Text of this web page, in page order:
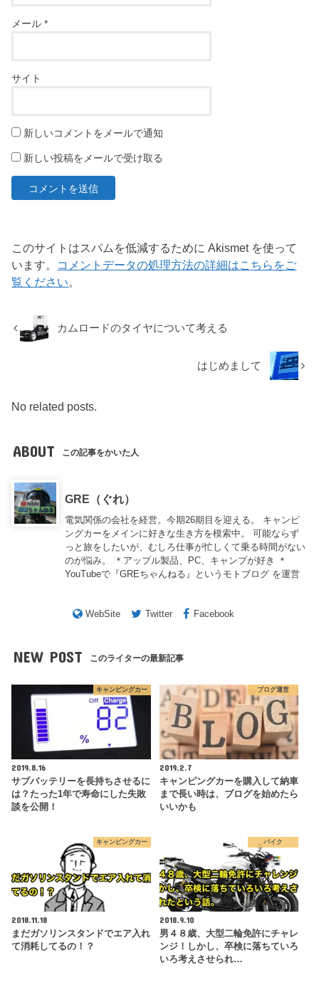
メール*
サイト
新しいコメントをメールで通知
新しい投稿をメールで受け取る
このサイトはスパムを低減するために Akismet を使って
います。 コメントデータの処理方法の詳細はこちらをご
覧ください。
カムロードのタイヤについて考える
はじめまして
No related posts.
ABOUT この記事をかいた人
GRE（ぐれ）
電気関係の会社を経営。今期26期目を迎える。 キャンピ
ングカーをメインに好きな生き方を模索中。 可能ならず
っと旅をしたいが、むしろ仕事が忙しくて乗る時間がない
のが悩み。 ＊アップル製品、PC、キャンプが好き ＊
YouTubeで『GREちゃんねる』というモトブログ を運営
WebSite Twitter Facebook
NEW POST このライターの最新記事
キャンピングカー
2019.8.16
サブバッテリーを長持ちさせるに
は？たった1年で寿命にした失敗
談を公開！
ブログ運営
2019.2.7
キャンピングカーを購入して納車
まで長い時は、ブログを始めたら
いいかも
キャンピングカー
2018.11.18
まだガソリンスタンドでエア入れ
て消耗してるの！？
バイク
2018.9.10
男４８歳、大型二輪免許にチャレ
ンジ！しかし、卒検に落ちていろ
いろ考えさせられ…